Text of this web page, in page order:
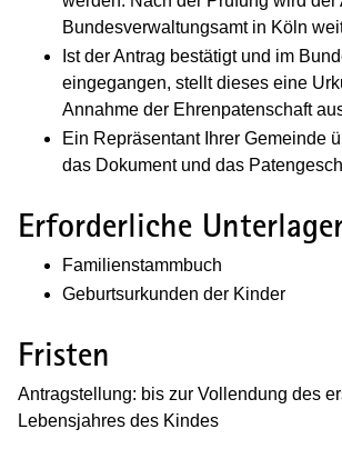
Bundesverwaltungsamt in Köln
Ist der Antrag bestätigt und im
eingegangen, stellt dieses eine
Annahme der Ehrenpatenschaft
Ein Repräsentant Ihrer Gemeinde
das Dokument und das
Erforderliche
Familienstammbuch
Geburtsurkunden der Kinder
Fristen
Antragstellung: bis zur Vollendung des
Lebensjahres des Kindes